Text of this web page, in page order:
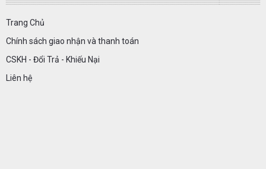
Trang Chủ
Chính sách giao nhận và thanh toán
CSKH - Đổi Trả - Khiếu Nại
Liên hệ